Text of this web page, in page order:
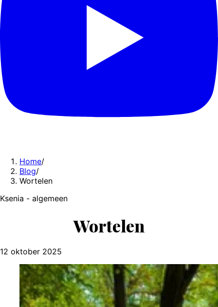
Home/
Blog/
Wortelen
Ksenia - algemeen
Wortelen
12 oktober 2025